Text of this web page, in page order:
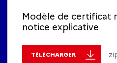
Modèle de certificat
notice explicative
TÉLÉCHARGER